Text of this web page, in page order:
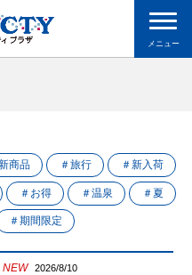
メニュー
商品 ＃旅行 ＃新入荷
＃お得 ＃温泉 ＃夏
＃期間限定
NEW 2026/8/10